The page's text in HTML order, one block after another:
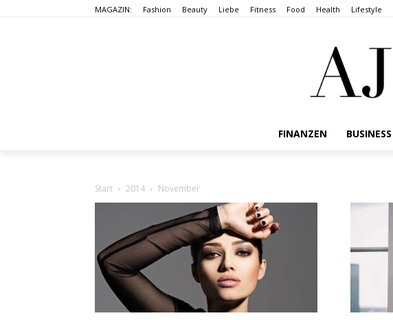
MAGAZIN: Fashion Beauty Liebe Fitness Food Health Lifestyle
FINANZEN BUSINESS
Start 2014 November